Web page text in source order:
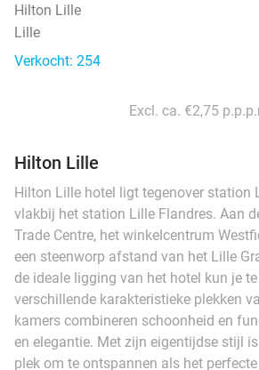
Hilton Lille
Lille
Verkocht: 254
Excl. ca. €2,75
Hilton Lille
Hilton Lille hotel ligt tegenover station
vlakbij het station Lille Flandres. Aan
Trade Centre, het winkelcentrum
een steenworp afstand van het Lille
de ideale ligging van het hotel kun je
verschillende karakteristieke plekken
kamers combineren schoonheid en
en elegantie. Met zijn eigentijdse stijl
plek om te ontspannen als het